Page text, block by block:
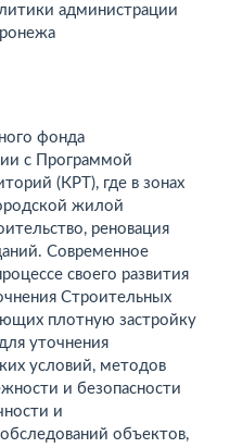
администрации
фонда
с Программой
(КРТ), где в зонах
жилой
реновация
Современное
своего развития
Строительных
плотную застройку
уточнения
условий, методов
и безопасности
и
объектов,